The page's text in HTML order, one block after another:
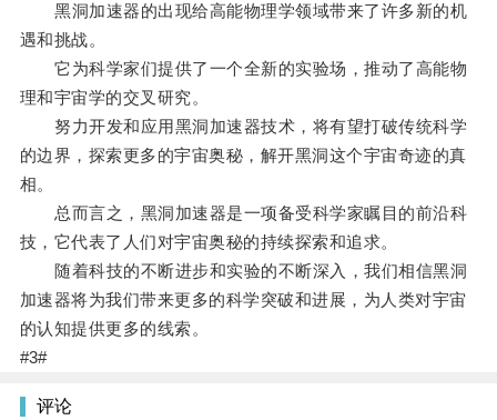
黑洞加速器的出现给高能物理学领域带来了许多新的机
遇和挑战。
它为科学家们提供了一个全新的实验场，推动了高能物
理和宇宙学的交叉研究。
努力开发和应用黑洞加速器技术，将有望打破传统科学
的边界，探索更多的宇宙奥秘，解开黑洞这个宇宙奇迹的真
相。
总而言之，黑洞加速器是一项备受科学家瞩目的前沿科
技，它代表了人们对宇宙奥秘的持续探索和追求。
随着科技的不断进步和实验的不断深入，我们相信黑洞
加速器将为我们带来更多的科学突破和进展，为人类对宇宙
的认知提供更多的线索。
#3#
评论